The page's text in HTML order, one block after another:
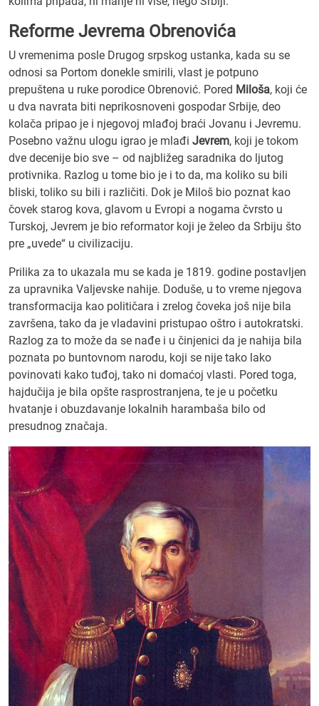
Reforme Jevrema Obrenovića
U vremenima posle Drugog srpskog ustanka, kada su se
odnosi sa Portom donekle smirili, vlast je potpuno
prepuštena u ruke porodice Obrenović. Pored Miloša, koji će
u dva navrata biti neprikosnoveni gospodar Srbije, deo
kolača pripao je i njegovoj mlađoj braći Jovanu i Jevremu.
Posebno važnu ulogu igrao je mlađi Jevrem, koji je tokom
dve decenije bio sve – od najbližeg saradnika do ljutog
protivnika. Razlog u tome bio je i to da, ma koliko su bili
bliski, toliko su bili i različiti. Dok je Miloš bio poznat kao
čovek starog kova, glavom u Evropi a nogama čvrsto u
Turskoj, Jevrem je bio reformator koji je želeo da Srbiju što
pre „uvede“ u civilizaciju.
Prilika za to ukazala mu se kada je 1819. godine postavljen
za upravnika Valjevske nahije. Doduše, u to vreme njegova
transformacija kao političara i zrelog čoveka još nije bila
završena, tako da je vladavini pristupao oštro i autokratski.
Razlog za to može da se nađe i u činjenici da je nahija bila
poznata po buntovnom narodu, koji se nije tako lako
povinovati kako tuđoj, tako ni domaćoj vlasti. Pored toga,
hajdučija je bila opšte rasprostranjena, te je u početku
hvatanje i obuzdavanje lokalnih harambaša bilo od
presudnog značaja.